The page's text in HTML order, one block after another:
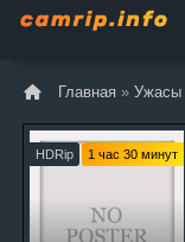
Главная » Ужасы
HDRip 1 час 30 минут